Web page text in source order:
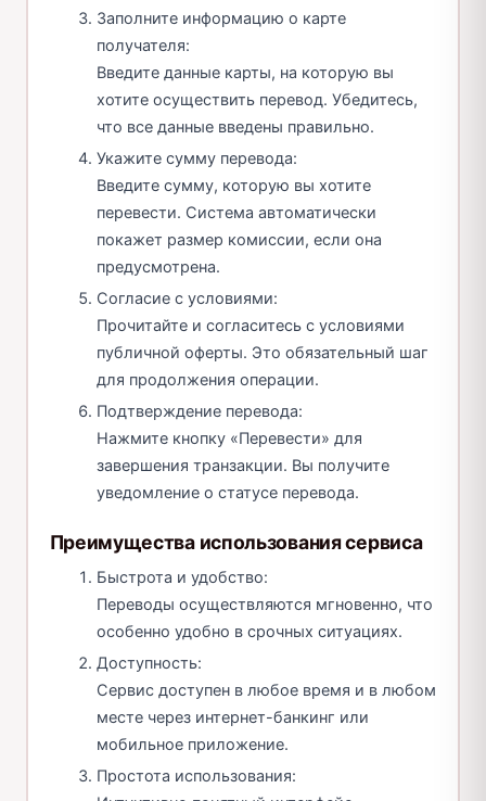
Заполните информацию о карте
получателя:
Введите данные карты, на которую вы
хотите осуществить перевод. Убедитесь,
что все данные введены правильно.
Укажите сумму перевода:
Введите сумму, которую вы хотите
перевести. Система автоматически
покажет размер комиссии, если она
предусмотрена.
Согласие с условиями:
Прочитайте и согласитесь с условиями
публичной оферты. Это обязательный шаг
для продолжения операции.
Подтверждение перевода:
Нажмите кнопку «Перевести» для
завершения транзакции. Вы получите
уведомление о статусе перевода.
Преимущества использования сервиса
Быстрота и удобство:
Переводы осуществляются мгновенно, что
особенно удобно в срочных ситуациях.
Доступность:
Сервис доступен в любое время и в любом
месте через интернет-банкинг или
мобильное приложение.
Простота использования: